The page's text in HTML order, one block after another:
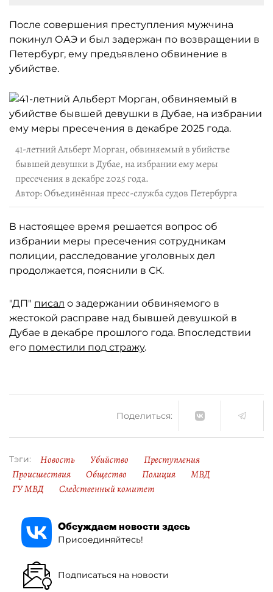
После совершения преступления мужчина
покинул ОАЭ и был задержан по возвращении в
Петербург, ему предъявлено обвинение в
убийстве.
41-летний Альберт Морган, обвиняемый в убийстве
бывшей девушки в Дубае, на избрании ему меры
пресечения в декабре 2025 года.
Автор: Объединённая пресс-служба судов Петербурга
В настоящее время решается вопрос об
избрании меры пресечения сотрудникам
полиции, расследование уголовных дел
продолжается, пояснили в СК.
"ДП" писал о задержании обвиняемого в
жестокой расправе над бывшей девушкой в
Дубае в декабре прошлого года. Впоследствии
его поместили под стражу.
Поделиться:
Тэги: Новость Убийство
Преступления
Происшествия
Общество Полиция
МВД
ГУ МВД
Следственный комитет
Обсуждаем новости здесь
Присоединяйтесь!
Подписаться на новости